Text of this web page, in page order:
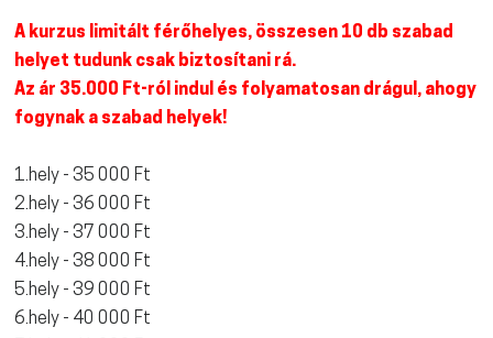
A kurzus limitált férőhelyes, összesen 10 db szabad
helyet tudunk csak biztosítani rá.
Az ár 35.000 Ft-ról indul és folyamatosan drágul, ahogy
fogynak a szabad helyek!
1.hely - 35 000 Ft
2.hely - 36 000 Ft
3.hely - 37 000 Ft
4.hely - 38 000 Ft
5.hely - 39 000 Ft
6.hely - 40 000 Ft